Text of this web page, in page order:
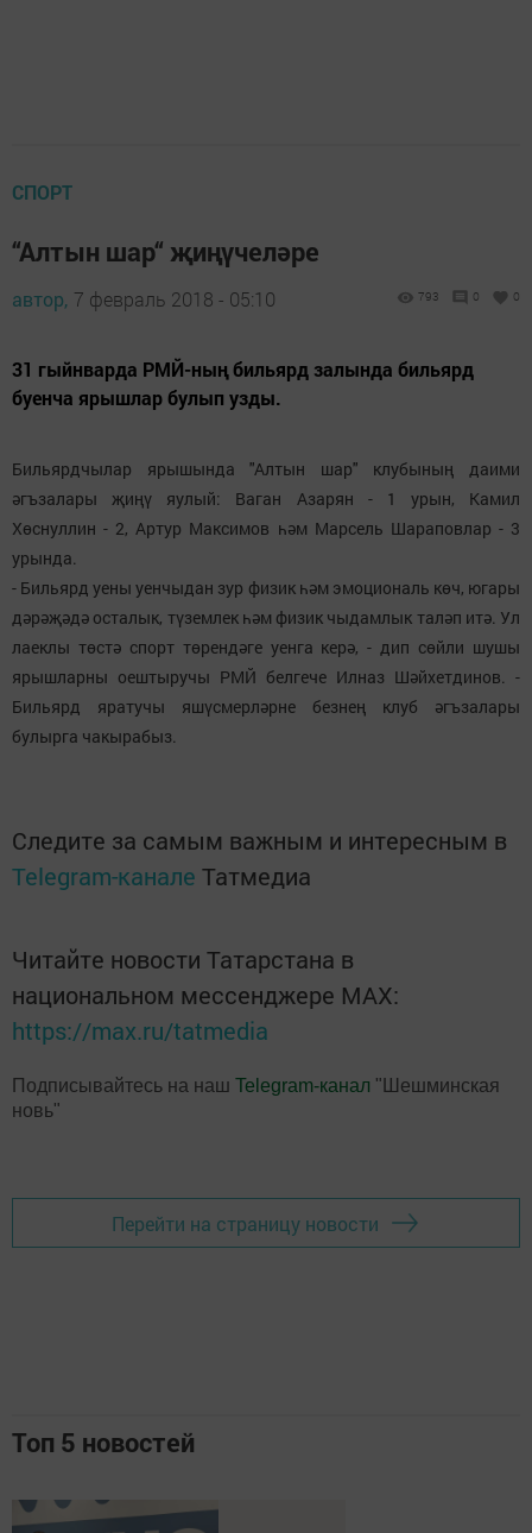
СПОРТ
“Алтын шар“ җиңүчеләре
автор, 7 февраль 2018 - 05:10 793 0 0
31 гыйнварда РМЙ-ның бильярд залында бильярд
буенча ярышлар булып узды.
Бильярдчылар ярышында "Алтын шар" клубының даими
әгъзалары җиңү яулый: Ваган Азарян - 1 урын, Камил
Хөснуллин - 2, Артур Максимов һәм Марсель Шараповлар - 3
урында.
- Бильярд уены уенчыдан зур физик һәм эмоциональ көч, югары
дәрәҗәдә осталык, түземлек һәм физик чыдамлык таләп итә. Ул
лаеклы төстә спорт төрендәге уенга керә, - дип сөйли шушы
ярышларны оештыручы РМЙ белгече Илназ Шәйхетдинов. -
Бильярд яратучы яшүсмерләрне безнең клуб әгъзалары
булырга чакырабыз.
Следите за самым важным и интересным в
Telegram-канале Татмедиа
Читайте новости Татарстана в
национальном мессенджере MАХ:
https://max.ru/tatmedia
Подписывайтесь на наш Telegram-канал "Шешминская
новь"
Перейти на страницу новости
Топ 5 новостей